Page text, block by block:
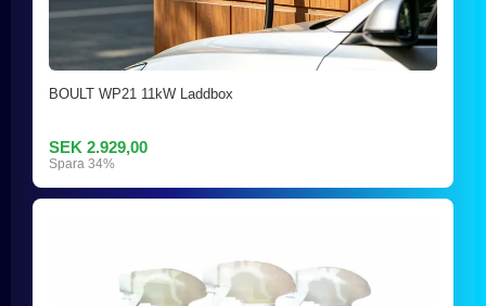
BOULT WP21 11kW Laddbox
SEK 2.929,00
Spara 34%